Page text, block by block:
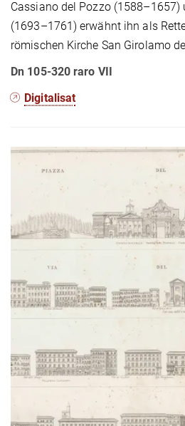
Cassiano del Pozzo (1588–1657)
(1693–1761) erwähnt ihn als
römischen Kirche San Girolamo
Dn 105-320 raro VII
Digitalisat